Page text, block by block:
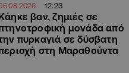
12:23
βαν, ζημιές σε
μονάδα από
πυρκαγιά σε δύσβατη
στη Μαραθούντα